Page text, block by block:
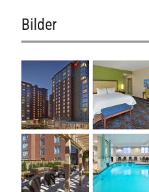
Bilder